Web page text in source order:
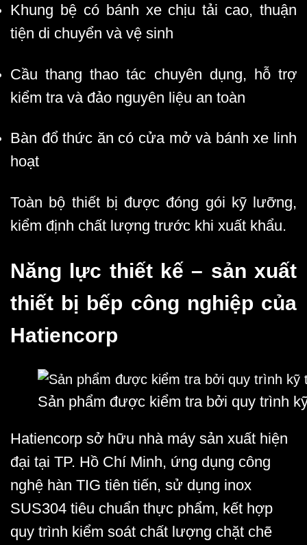
Khung bệ có bánh xe chịu tải cao, thuận
tiện di chuyển và vệ sinh
Cầu thang thao tác chuyên dụng, hỗ trợ
kiểm tra và đảo nguyên liệu an toàn
Bàn đổ thức ăn có cửa mở và bánh xe linh
hoạt
Toàn bộ thiết bị được đóng gói kỹ lưỡng,
kiểm định chất lượng trước khi xuất khẩu.
Năng lực thiết kế – sản xuất
thiết bị bếp công nghiệp của
Hatiencorp
Sản phẩm được kiểm tra bởi quy trình
Hatiencorp sở hữu nhà máy sản xuất hiện
đại tại TP. Hồ Chí Minh, ứng dụng công
nghệ hàn TIG tiên tiến, sử dụng inox
SUS304 tiêu chuẩn thực phẩm, kết hợp
quy trình kiểm soát chất lượng chặt chẽ